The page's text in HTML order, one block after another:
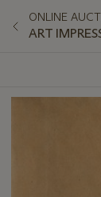
ONLINE
ART